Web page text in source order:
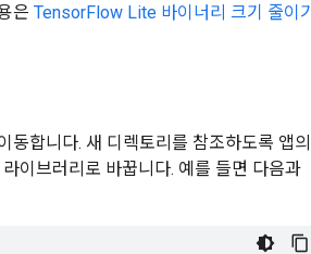
은 TensorFlow Lite 바이너리 크기 줄이기
동합니다. 새 디렉토리를 참조하도록 앱의
이브러리로 바꿉니다. 예를 들면 다음과